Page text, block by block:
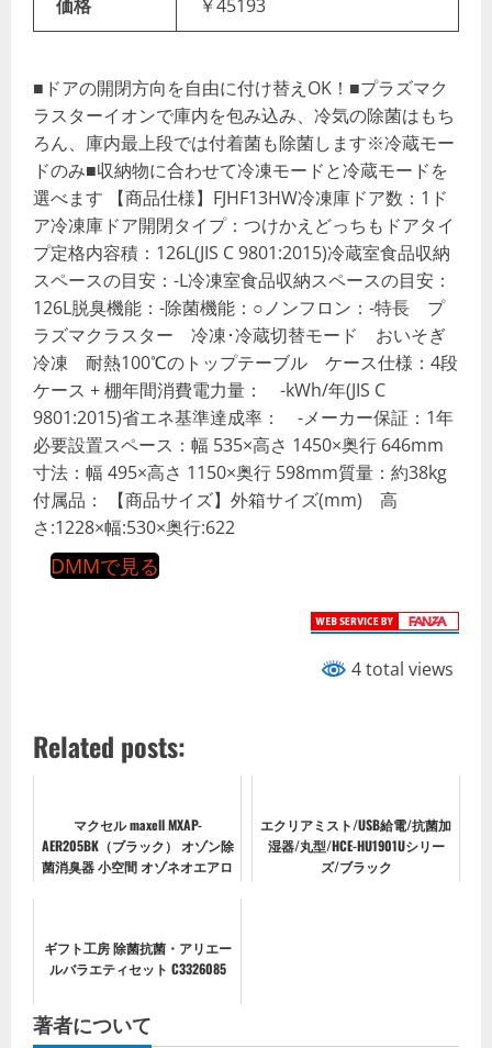
価格 ￥45193
■ドアの開閉方向を自由に付け替えOK！■プラズマク
ラスターイオンで庫内を包み込み、冷気の除菌はもち
ろん、庫内最上段では付着菌も除菌します※冷蔵モー
ドのみ■収納物に合わせて冷凍モードと冷蔵モードを
選べます 【商品仕様】FJHF13HW冷凍庫ドア数：1ド
ア冷凍庫ドア開閉タイプ：つけかえどっちもドアタイ
プ定格内容積：126L(JIS C 9801:2015)冷蔵室食品収納
スペースの目安：-L冷凍室食品収納スペースの目安：
126L脱臭機能：-除菌機能：○ノンフロン：-特長 プ
ラズマクラスター 冷凍･冷蔵切替モード おいそぎ
冷凍 耐熱100℃のトップテーブル ケース仕様：4段
ケース + 棚年間消費電力量： -kWh/年(JIS C
9801:2015)省エネ基準達成率： -メーカー保証：1年
必要設置スペース：幅 535×高さ 1450×奥行 646mm
寸法：幅 495×高さ 1150×奥行 598mm質量：約38kg
付属品： 【商品サイズ】外箱サイズ(mm) 高
さ:1228×幅:530×奥行:622
DMMで見る
4 total views
Related posts:
マクセル maxell MXAP-
AER205BK（ブラック） オゾン除
菌消臭器 小空間 オゾネオエアロ
エクリアミスト/USB給電/抗菌加
湿器/丸型/HCE-HU1901Uシリー
ズ/ブラック
ギフト工房 除菌抗菌・アリエー
ルバラエティセット C3326085
著者について